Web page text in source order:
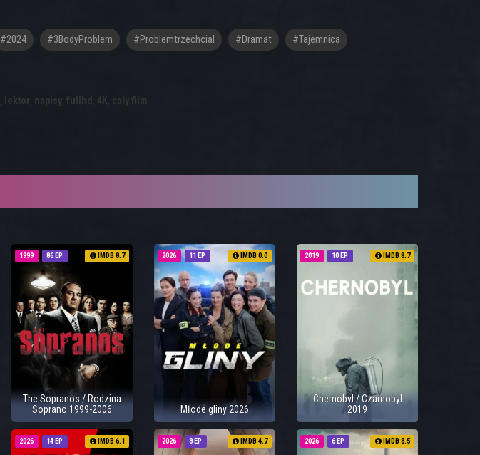
#2024 #3BodyProblem #Problemtrzechcial #dramat #tajemnica
, lektor, napisy, fullhd , 4K, cały film
86 EP
1999 IMDB 8.7
The Sopranos / Rodzina
Soprano 1999-2006
11 EP
2026 IMDB 0.0
Młode gliny 2026
10 EP
2019 IMDB 8.7
Chernobyl / Czarnobyl
2019
14 EP
2026 IMDB 6.1 8 EP
2026 IMDB 4.7 6 EP
2026 IMDB 8.5